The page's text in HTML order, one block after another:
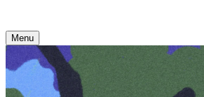
Menu